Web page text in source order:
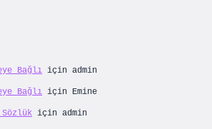
Bağlı için admin
Bağlı için Emine
için admin